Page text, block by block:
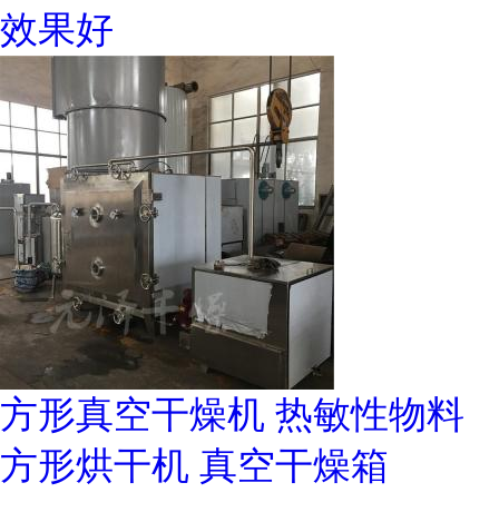
效果好
方形真空干燥机 热敏性物料
方形烘干机 真空干燥箱